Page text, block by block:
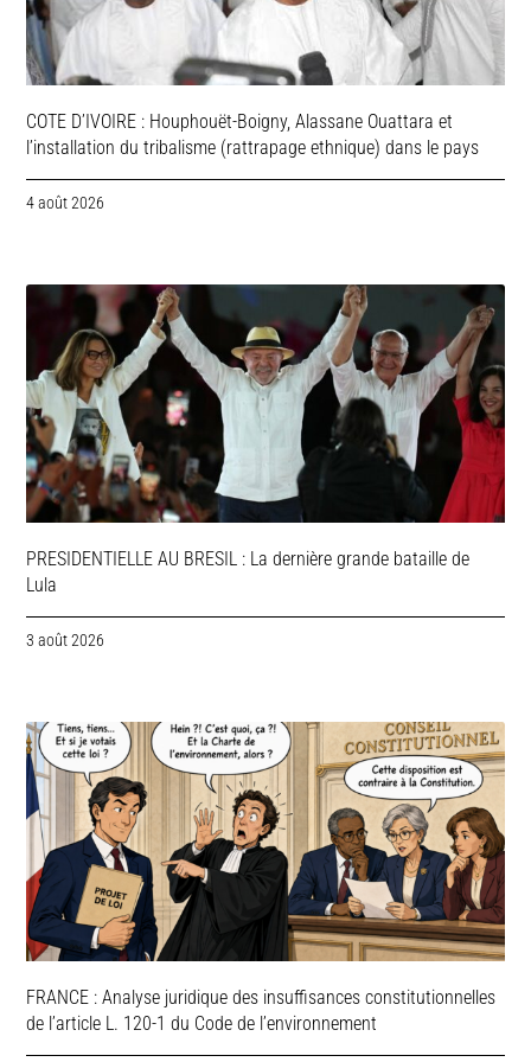
COTE D’IVOIRE : Houphouët-Boigny, Alassane Ouattara et
l’installation du tribalisme (rattrapage ethnique) dans le pays
4 août 2026
PRESIDENTIELLE AU BRESIL : La dernière grande bataille de
Lula
3 août 2026
FRANCE : Analyse juridique des insuffisances constitutionnelles
de l’article L. 120-1 du Code de l’environnement